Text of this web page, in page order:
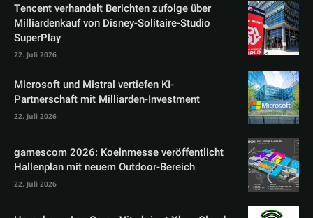
Tencent verhandelt Berichten zufolge über
Milliardenkauf von Disney-Solitaire-Studio
SuperPlay
22. Juli 2026
Microsoft und Mistral vertiefen KI-
Partnerschaft mit Milliarden-Investment
22. Juli 2026
gamescom 2026: Koelnmesse veröffentlicht
Hallenplan mit neuem Outdoor-Bereich
22. Juli 2026